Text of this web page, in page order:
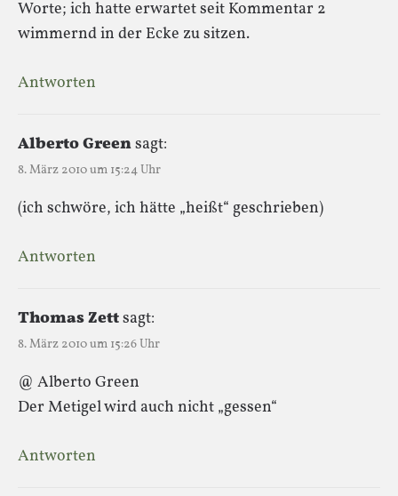
Worte; ich hatte erwartet seit Kommentar 2
wimmernd in der Ecke zu sitzen.
Antworten
Alberto Greensagt:
8. März 2010 um 15:24 Uhr
(ich schwöre, ich hätte „heißt“ geschrieben)
Antworten
Thomas Zettsagt:
8. März 2010 um 15:26 Uhr
@ Alberto Green
Der Metigel wird auch nicht „gessen“
Antworten